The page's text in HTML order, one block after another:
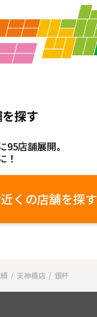
探す
95店舗展開。
！
くの店舗を探す
天神橋店 銀杯